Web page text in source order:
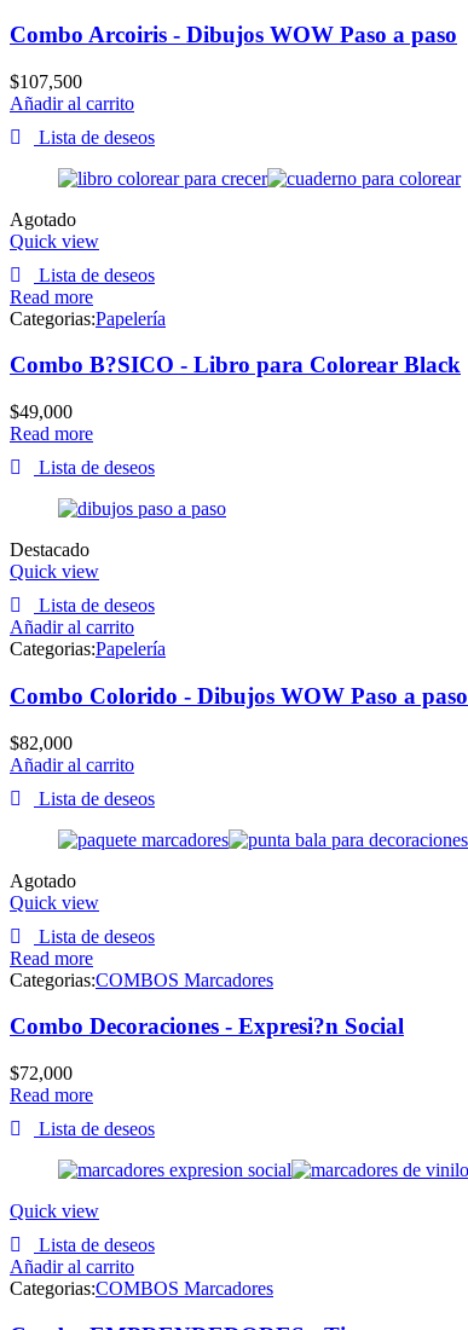
Combo Arcoiris - Dibujos WOW Paso a paso
$107,500
Añadir al carrito
Lista de deseos
Agotado
Quick view
Lista de deseos
Read more
Categorias:Papelería
Combo B?SICO - Libro para Colorear Black
$49,000
Read more
Lista de deseos
Destacado
Quick view
Lista de deseos
Añadir al carrito
Categorias:Papelería
Combo Colorido - Dibujos WOW Paso a paso
$82,000
Añadir al carrito
Lista de deseos
Agotado
Quick view
Lista de deseos
Read more
Categorias:COMBOS Marcadores
Combo Decoraciones - Expresi?n Social
$72,000
Read more
Lista de deseos
Quick view
Lista de deseos
Añadir al carrito
Categorias:COMBOS Marcadores